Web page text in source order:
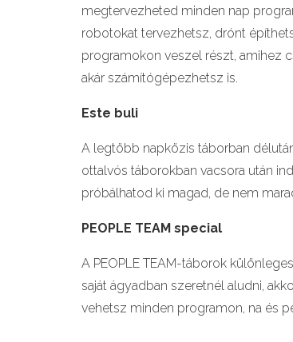
megtervezheted minden nap
robotokat tervezhetsz, drónt
programokon veszel részt, amihez
akár számítógépezhetsz is.
Este buli
A legtöbb napközis táborban
ottalvós táborokban vacsora után
próbálhatod ki magad, de nem
PEOPLE TEAM special
A PEOPLE TEAM-táborok
saját ágyadban szeretnél aludni,
vehetsz minden programon, na és